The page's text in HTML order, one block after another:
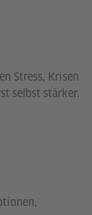
Stress, Krisen
selbst stärker.